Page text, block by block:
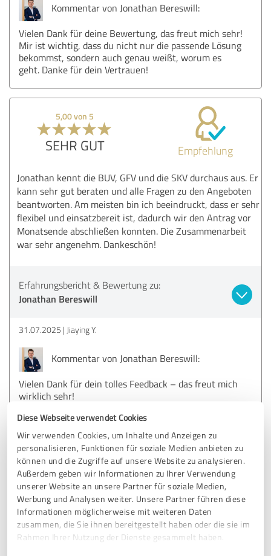
Diese Webseite verwendet Cookies
Wir verwenden Cookies, um Inhalte und Anzeigen zu
personalisieren, Funktionen für soziale Medien anbieten zu
können und die Zugriffe auf unsere Website zu analysieren.
Außerdem geben wir Informationen zu Ihrer Verwendung
unserer Website an unsere Partner für soziale Medien,
Werbung und Analysen weiter. Unsere Partner führen diese
Informationen möglicherweise mit weiteren Daten
zusammen, die Sie ihnen bereitgestellt haben oder die sie im
Rahmen Ihrer Nutzung der Dienste gesammelt haben.
Kommentar von Jonathan Bereswill:
Vielen Dank für deine Bewertung, das freut mich sehr!
Mir ist wichtig, dass du nicht nur die passende Lösung
bekommst, sondern auch genau weißt, worum es
geht. Danke für dein Vertrauen!
5,00 von 5
SEHR GUT Empfehlung
Jonathan kennt die BUV, GFV und die SKV durchaus aus. Er
kann sehr gut beraten und alle Fragen zu den Angeboten
beantworten. Am meisten bin ich beeindruckt, dass er sehr
flexibel und einsatzbereit ist, dadurch wir den Antrag vor
Monatsende abschließen konnten. Die Zusammenarbeit
war sehr angenehm. Dankeschön!
Erfahrungsbericht & Bewertung zu:
Jonathan Bereswill
31.07.2025 Jiaying Y.
Kommentar von Jonathan Bereswill:
Vielen Dank für dein tolles Feedback – das freut mich
wirklich sehr!
dass wir strukturiert und effizient arbeiten, ohne dass
Qualität oder Verständnis auf der Strecke bleiben.
Umso schöner, dass du die Zusammenarbeit als
angenehm erlebt hast.
Danke dir für dein Vertrauen!
5,00 von 5